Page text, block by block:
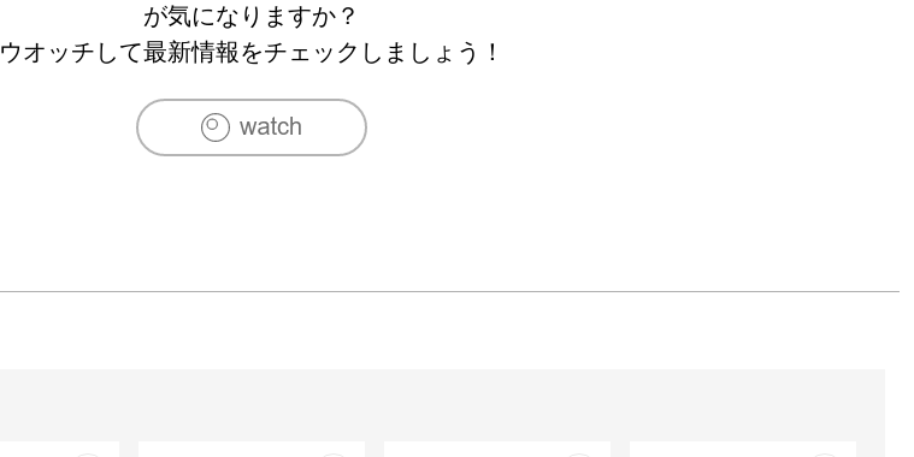
が気になりますか？
ウオッチして最新情報をチェックしましょう！